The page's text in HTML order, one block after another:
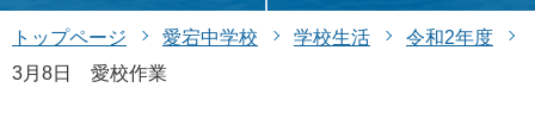
トップページ 愛宕中学校 学校生活
令和2年度
3月8日 愛校作業